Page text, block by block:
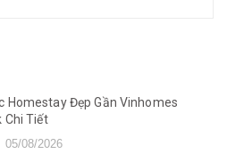
Homestay Đẹp Gần Vinhomes
Chi Tiết
05/08/2026